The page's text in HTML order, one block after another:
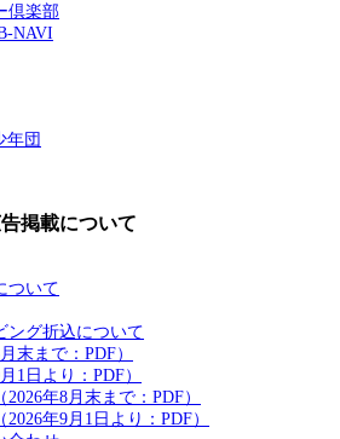
倶楽部
NAVI
年団
掲載について
ついて
ング折込について
末まで：PDF）
1日より：PDF）
年8月末まで：PDF）
年9月1日より：PDF）